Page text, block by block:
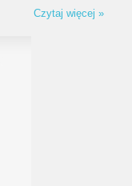
Czytaj więcej »